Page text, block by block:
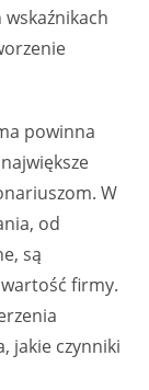
powinna
W
od
są
firmy.
jakie czynniki